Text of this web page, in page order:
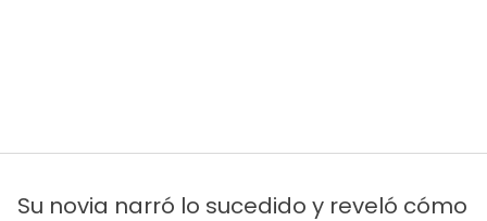
Su novia narró lo sucedido y reveló cómo